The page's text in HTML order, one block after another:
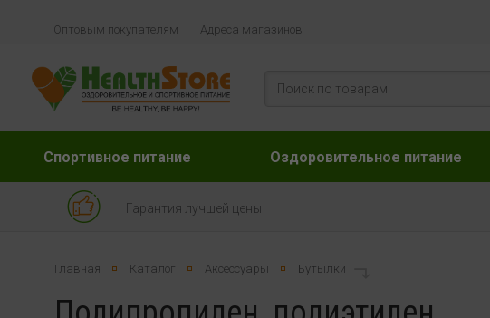
Оптовым покупателям Адреса магазинов
Спортивное питание Оздоровительное питание
Гарантия лучшей цены
Главная Каталог Аксессуары Бутылки